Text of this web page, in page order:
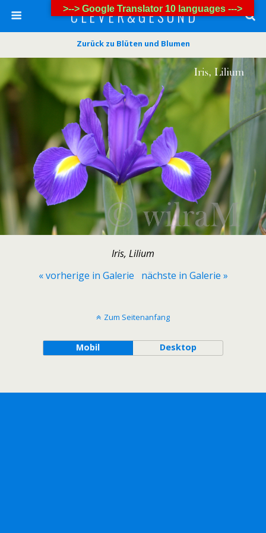
C L E V E R & G E S U N D
Zurück zu Blüten und Blumen
Iris, Lilium
« vorherige in Galerie
nächste in Galerie »
Zum Seitenanfang
Mobil Desktop
>--> Google Translator 10 languages --->